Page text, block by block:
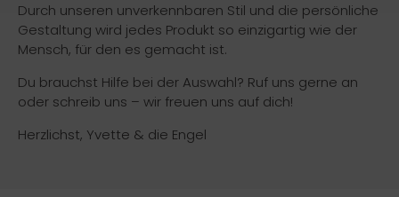
Durch unseren unverkennbaren Stil und die persönliche
Gestaltung wird jedes Produkt so einzigartig wie der
Mensch, für den es gemacht ist.
Du brauchst Hilfe bei der Auswahl? Ruf uns gerne an
oder schreib uns – wir freuen uns auf dich!
Herzlichst, Yvette & die Engel